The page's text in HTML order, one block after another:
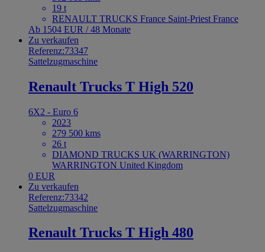
19 t
RENAULT TRUCKS France Saint-Priest France
Ab 1504 EUR / 48 Monate
Zu verkaufen
Referenz:73347
Sattelzugmaschine
Renault Trucks T High 520
6X2 - Euro 6
2023
279 500 kms
26 t
DIAMOND TRUCKS UK (WARRINGTON)
WARRINGTON United Kingdom
0 EUR
Zu verkaufen
Referenz:73342
Sattelzugmaschine
Renault Trucks T High 480